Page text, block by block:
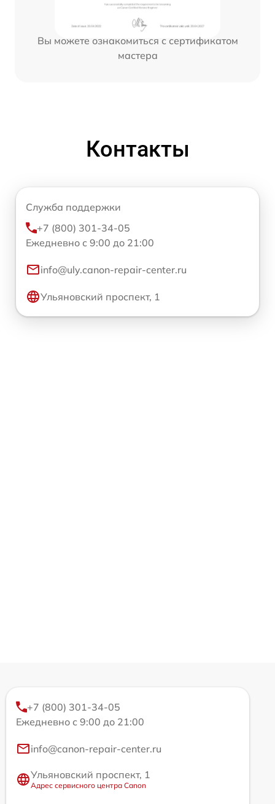
Вы можете ознакомиться с сертификатом
мастера
Контакты
Служба поддержки
+7 (800) 301-34-05
Ежедневно с 9:00 до 21:00
info@uly.canon-repair-center.ru
Ульяновский проспект, 1
+7 (800) 301-34-05
Ежедневно с 9:00 до 21:00
info@canon-repair-center.ru
Ульяновский проспект, 1
Адрес сервисного центра Canon